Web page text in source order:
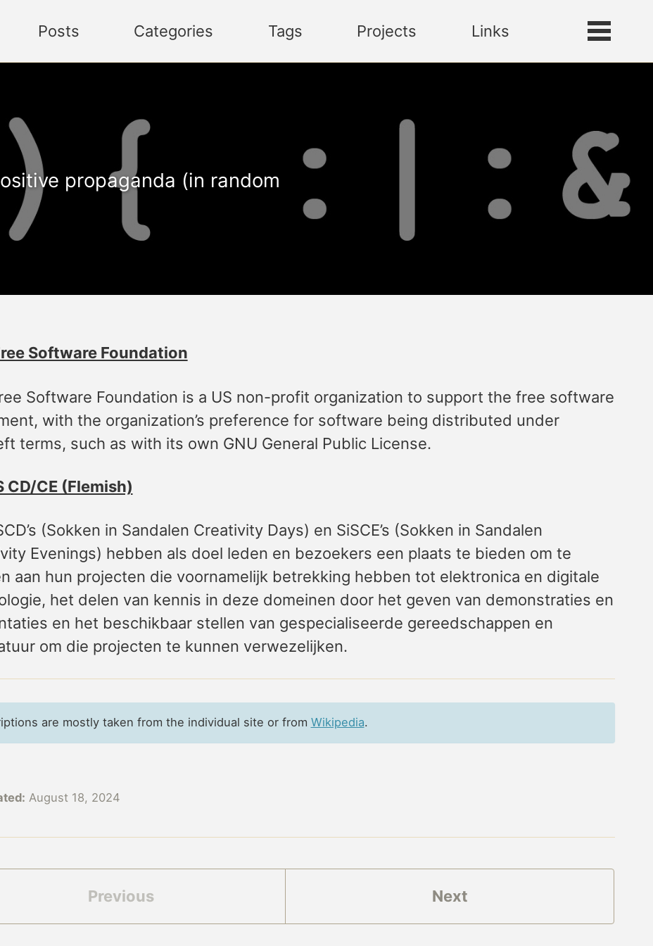
Posts Categories Tags Projects Links
Toggle Toggle
propaganda (in random
Software Foundation
Software Foundation is a US non-profit organization to support the free software
with the organization’s preference for software being distributed under
terms, such as with its own GNU General Public License.
CD/CE (Flemish)
(Sokken in Sandalen Creativity Days) en SiSCE’s (Sokken in Sandalen
Evenings) hebben als doel leden en bezoekers een plaats te bieden om te
aan hun projecten die voornamelijk betrekking hebben tot elektronica en digitale
het delen van kennis in deze domeinen door het geven van demonstraties en
en het beschikbaar stellen van gespecialiseerde gereedschappen en
om die projecten te kunnen verwezelijken.
are mostly taken from the individual site or from Wikipedia.
August 18, 2024
Previous Next